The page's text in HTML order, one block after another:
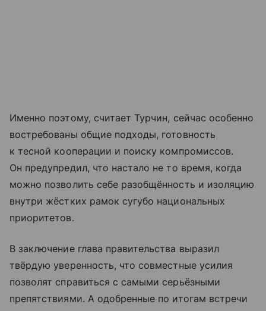
Именно поэтому, считает Турчин, сейчас особенно
востребованы общие подходы, готовность
к тесной кооперации и поиску компромиссов.
Он предупредил, что настало не то время, когда
можно позволить себе разобщённость и изоляцию
внутри жёстких рамок сугубо национальных
приоритетов.
В заключение глава правительства выразил
твёрдую уверенность, что совместные усилия
позволят справиться с самыми серьёзными
препятствиями. А одобренные по итогам встречи